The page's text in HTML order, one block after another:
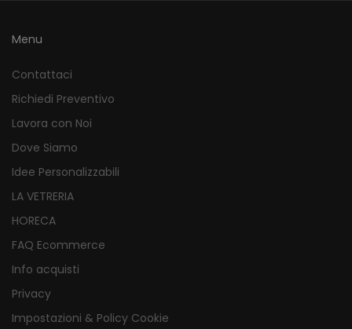
Menu
Contattaci
Richiedi Preventivo
Lavora con Noi
Dove Siamo
Idee Personalizzabili
LA VETRERIA
HORECA
FAQ Ecommerce
Info acquisti
Privacy
Impostazioni & Policy Cookie